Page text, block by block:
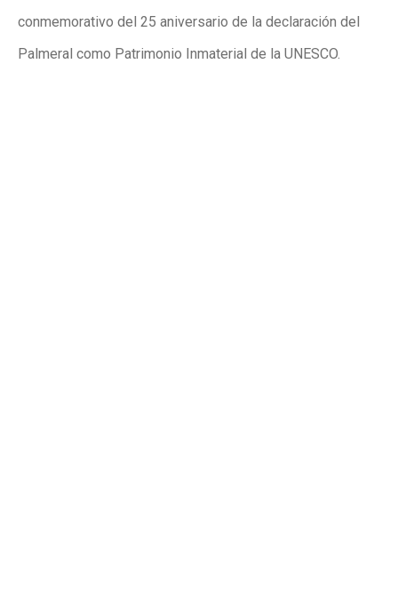
conmemorativo del 25 aniversario de la declaración del
Palmeral como Patrimonio Inmaterial de la UNESCO.